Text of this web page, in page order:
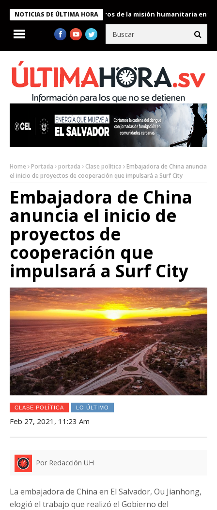
NOTICIAS DE ÚLTIMA HORA
condecora a miembros de la misión humanitaria enviada a
Home Portada portada Clase política
Embajadora de China anuncia
el inicio de proyectos de cooperación que impulsará a Surf City
Embajadora de China
anuncia el inicio de
proyectos de
cooperación que
impulsará a Surf City
CLASE POLÍTICA LO ÚLTIMO
Feb 27, 2021, 11:23 Am
Por Redacción UH
La embajadora de China en El Salvador, Ou Jianhong,
elogió el trabajo que realizó el Gobierno del